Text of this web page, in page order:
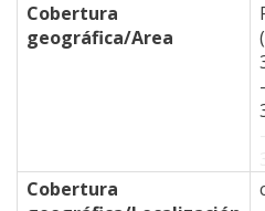
Cobertura
geográfica/Area
Cobertura